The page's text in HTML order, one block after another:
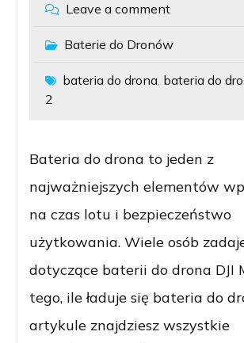
Leave a comment
Baterie do Dronów
bateria do drona, bateria do
2
Bateria do drona to jeden z
najważniejszych elementów
na czas lotu i bezpieczeństwo
użytkowania. Wiele osób
dotyczące baterii do drona DJI
tego, ile ładuje się bateria do
artykule znajdziesz wszystkie